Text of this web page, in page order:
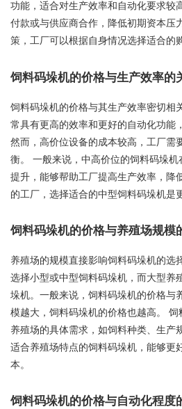
功能，适合对生产效率和自动化要求较
付款或与供应商合作，降低初期资本压
策，工厂可以根据自身情况选择适合的
饲料码垛机的价格与生产效率的
饲料码垛机的价格与其生产效率密切相
常具有更高的效率和更好的自动化功能
然而，高价位设备的成本较高，工厂需
衡。 一般来说，中高价位的饲料码垛
提升，能够帮助工厂提高生产效率，降
的工厂，选择适合的中型饲料码垛机是
饲料码垛机的价格与养殖场规模
养殖场的规模直接影响饲料码垛机的选
选择小型或中型饲料码垛机，而大型养
垛机。一般来说，饲料码垛机的价格与
模越大，饲料码垛机的价格也越高。
养殖场的具体需求，如饲料种类、生产
适合养殖场特点的饲料码垛机，能够更
本。
饲料码垛机的价格与自动化程度